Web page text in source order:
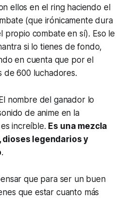
ellos en el ring haciendo el
(que irónicamente dura
propio combate en sí). Eso le
si lo tienes de fondo,
en cuenta que por el
de 600 luchadores.
nombre del ganador lo
de anime en la
increíble. Es una mezcla
dioses legendarios y
.
que para ser un buen
que estar cuanto más